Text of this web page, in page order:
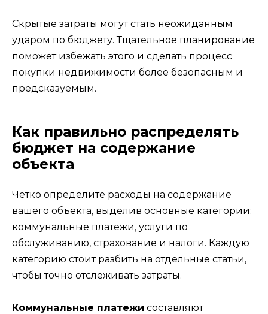
Скрытые затраты могут стать неожиданным
ударом по бюджету. Тщательное планирование
поможет избежать этого и сделать процесс
покупки недвижимости более безопасным и
предсказуемым.
Как правильно распределять
бюджет на содержание
объекта
Четко определите расходы на содержание
вашего объекта, выделив основные категории:
коммунальные платежи, услуги по
обслуживанию, страхование и налоги. Каждую
категорию стоит разбить на отдельные статьи,
чтобы точно отслеживать затраты.
Коммунальные платежи составляют